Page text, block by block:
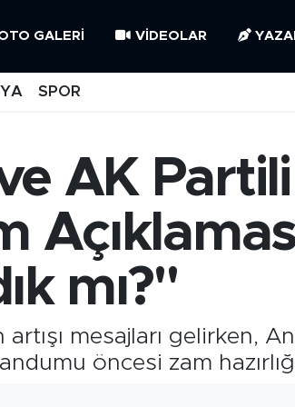
GALERI VIDEOLAR
SPOR
AK
mı?"
mesajları gelirken,
öncesi zam